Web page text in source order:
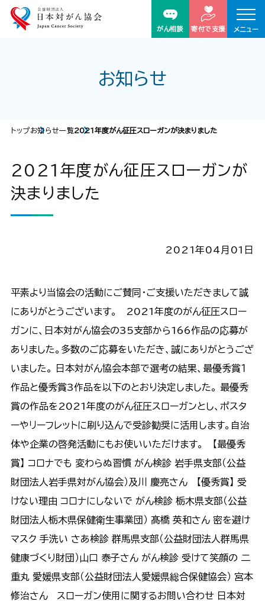
がん相談 寄付で支援 メニュー
お知らせ
トップお知らせ一覧2021年度がん征圧スローガンが決まりました
2021年度がん征圧スローガンが
決まりました
2021年04月01日
平素より当協会の活動にご賛同・ご支援いただきまして誠
にありがとうございます。 2021年度のがん征圧スロー
ガンに、日本対がん協会の35支部から166作品の応募が
ありました。多数のご応募をいただき、誠にありがとうござ
いました。 日本対がん協会本部で選考の結果、最優秀賞１
作品と優秀賞3作品を以下のとおり決定しました。 最優秀
賞の作品を2021年度のがん征圧スローガンとし、ポスタ
ーやリーフレットに刷り込んで受診勧奨に活用します。自治
体や企業の啓発活動にもお使いいただけます。 【最優秀
賞】 コロナでも 変わらぬ習慣 がん検診 岩手県支部（公益
財団法人岩手県対がん協会）及川 慶亮さん 【優秀賞】 受
けない理由 コロナにしないで がん検診栃木県支部（公益
財団法人栃木県保健衛生事業団） 髙橋 英和さん密を避け
マスク 手洗い さあ検診 群馬県支部（公益財団法人群馬県
健康づくり財団）山口 泰子さん がん検診 受けて笑顔の 二
重丸 愛媛県支部（公益財団法人愛媛県総合保健協会） 宮本
修治さん スローガン使用に関するお問い合わせ 日本対